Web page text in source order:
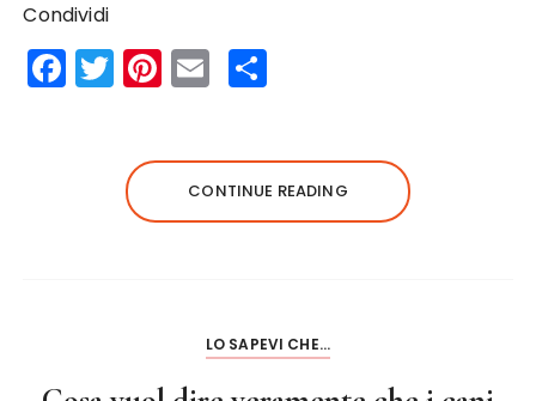
Condividi
F
a
T
w
te
r
Pi
n
re
st
E
m
l re
CONTINUE READING
LO SAPEVI CHE...